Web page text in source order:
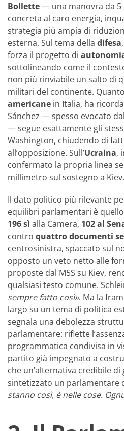
Bollette— una manovra da
concreta al caro energia,
strategia più ampia di
esterna. Sul tema della difesa
forza il progetto di
sottolineando come il
non più rinviabile un salto di
militari del continente.
americane in Italia, ha
Sánchez — spesso evocato
— segue esattamente gli
Washington, chiudendo di
all’opposizione. Sull’Ucraina,
confermato la propria linea
millimetro sul sostegno a Kiev.
Il dato politico più rilevante
equilibri parlamentari è
196 sì alla Camera, 102 al
contro quattro documenti
centrosinistra, spaccato sul
opposto un veto netto alle
proposte dal M5S su Kiev,
qualsiasi testo comune.
sempre fatto così». Ma la
largo su un tema di politica
segnala una debolezza
parlamentare: riflette
programmatica condivisa in
partito già impegnato a
che un’alternativa credibile di
sintetizzato un parlamentare
stanno così, è nelle cose.